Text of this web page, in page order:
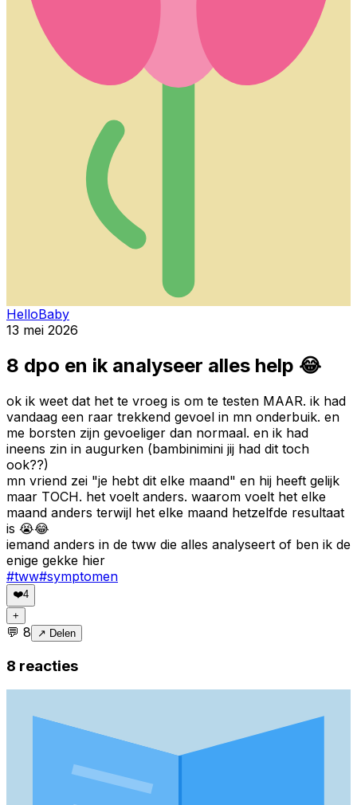
HelloBaby
13 mei 2026
8 dpo en ik analyseer alles help 😂
ok ik weet dat het te vroeg is om te testen MAAR. ik had
vandaag een raar trekkend gevoel in mn onderbuik. en
me borsten zijn gevoeliger dan normaal. en ik had
ineens zin in augurken (bambinimini jij had dit toch
ook??)
mn vriend zei "je hebt dit elke maand" en hij heeft gelijk
maar TOCH. het voelt anders. waarom voelt het elke
maand anders terwijl het elke maand hetzelfde resultaat
is 😭😂
iemand anders in de tww die alles analyseert of ben ik de
enige gekke hier
#tww#symptomen
❤️4
+
💬 8 ↗ Delen
8 reacties